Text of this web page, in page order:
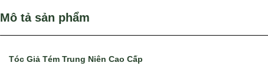
Mô tả sản phẩm
Tóc Giả Tém Trung Niên Cao Cấp